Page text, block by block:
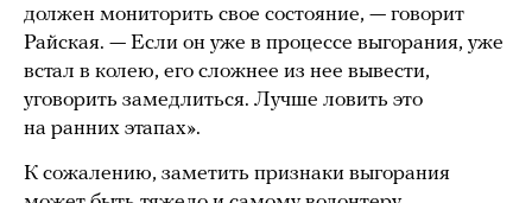
должен мониторить свое состояние, — говорит
Райская. — Если он уже в процессе выгорания, уже
встал в колею, его сложнее из нее вывести,
уговорить замедлиться. Лучше ловить это
на ранних этапах».
К сожалению, заметить признаки выгорания